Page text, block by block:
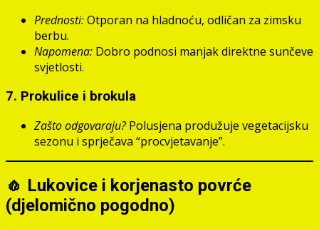
Prednosti:Otporan na hladnoću, odličan za zimsku
berbu.
Napomena: Dobro podnosi manjak direktne sunčeve
svjetlosti.
7. Prokulice i brokula
Zašto odgovaraju?Polusjena produžuje vegetacijsku
sezonu i sprječava “procvjetavanje”.
🧄 Lukovice i korjenasto povrće
(djelomično pogodno)